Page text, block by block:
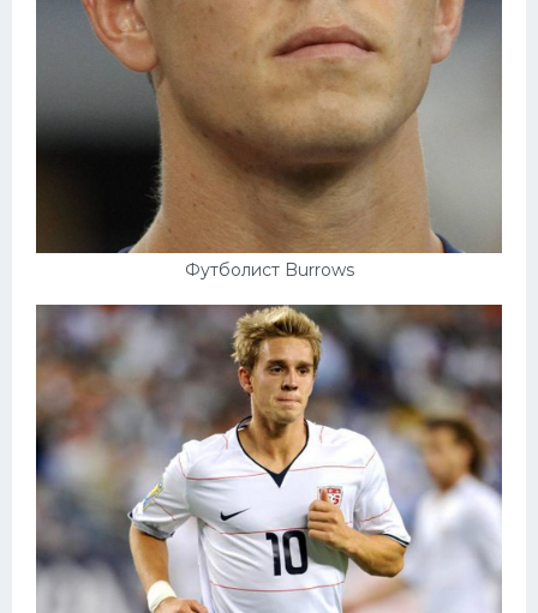
Футболист Burrows
Велогонки
Конькобежный спорт
Тренажеры
Интерьер квартиры